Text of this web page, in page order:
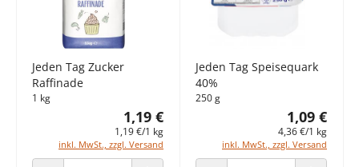
Jeden Tag Zucker
Raffinade
1 kg
1,19 €
1,19 €/1 kg
inkl. MwSt., zzgl. Versand
Jeden Tag Speisequark
40%
250 g
1,09 €
4,36 €/1 kg
inkl. MwSt., zzgl. Versand